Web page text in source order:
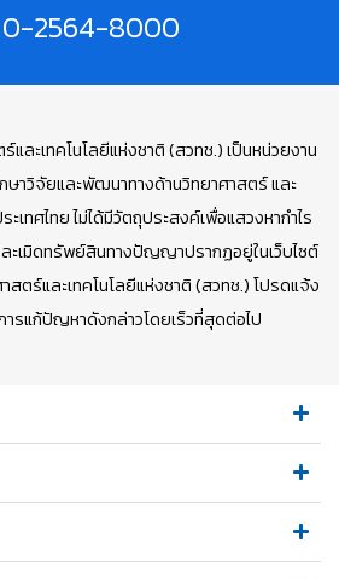
2564-8000
ละเทคโนโลยีแห่งชาติ (สวทช.) เป็นหน่วยงาน
าวิจัยและพัฒนาทางด้านวิทยาศาสตร์ และ
เทศไทย ไม่ได้มีวัตถุประสงค์เพื่อแสวงหากำไร
ะเมิดทรัพย์สินทางปัญญาปรากฏอยู่ในเว็บไซต์
ตร์และเทคโนโลยีแห่งชาติ (สวทช.) โปรดแจ้ง
ารแก้ปัญหาดังกล่าวโดยเร็วที่สุดต่อไป